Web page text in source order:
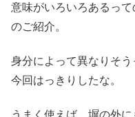
意味がいろいろあるって
のご紹介。
身分によって異なりそう
今回はっきりしたな。